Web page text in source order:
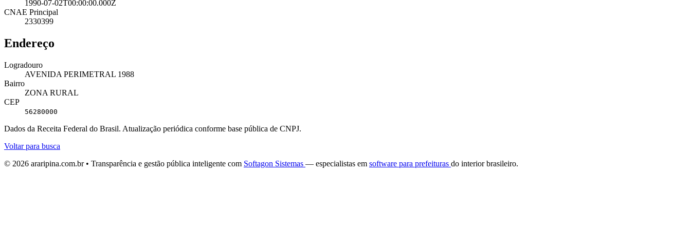
1990-07-02T00:00:00.000Z
CNAE Principal
2330399
Endereço
Logradouro
AVENIDA PERIMETRAL 1988
Bairro
ZONA RURAL
CEP
56280000
Dados da Receita Federal do Brasil. Atualização periódica conforme base pública de CNPJ.
Voltar para busca
© 2026 araripina.com.br • Transparência e gestão pública inteligente com Softagon Sistemas — especialistas em software para prefeituras do interior brasileiro.